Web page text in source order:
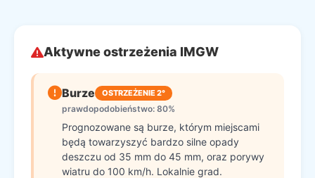
Aktywne ostrzeżenia IMGW
Burze OSTRZEŻENIE 2°
prawdopodobieństwo: 80%
Prognozowane są burze, którym miejscami
będą towarzyszyć bardzo silne opady
deszczu od 35 mm do 45 mm, oraz porywy
wiatru do 100 km/h. Lokalnie grad.